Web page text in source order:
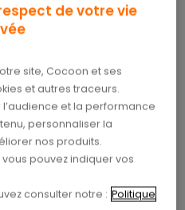
gouttières dentaires :
est un soin utilisé
patient sont mal
ou lorsqu’il y a
dents. Le
de corriger
de votre vie
site, Cocoon et ses
et autres traceurs.
et la performance
personnaliser la
nos produits.
pouvez indiquer vos
consulter notre : Politique